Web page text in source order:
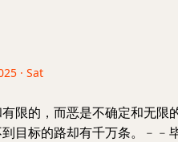
· Sat
限的，而恶是不确定和无限
目标的路却有千万条。﹣﹣